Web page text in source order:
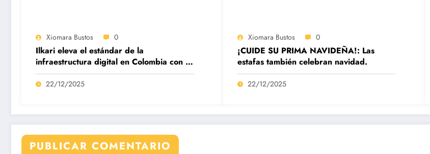
Xiomara Bustos 0
Ilkari eleva el estándar de la
infraestructura digital en Colombia con su
datacenter certificado Nivel IV de ICREA
22/12/2025
Xiomara Bustos 0
¡CUIDE SU PRIMA NAVIDEÑA!: Las
estafas también celebran navidad.
22/12/2025
PUBLICAR COMENTARIO